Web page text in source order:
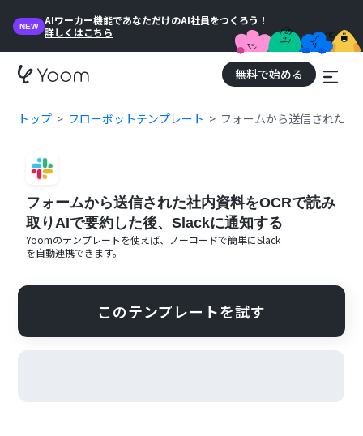
NEW
AIワーカー機能であなただけのAI社員をつくろう！
詳しくはこちら
無料で始める
トップ フローボットテンプレート フォームから送信された社
フォームから送信された社内資料をOCRで読み
取りAIで要約した後、Slackに通知する
Yoomのテンプレートを使えば、ノーコードで簡単にSlack
を自動連携できます。
このテンプレートを試す